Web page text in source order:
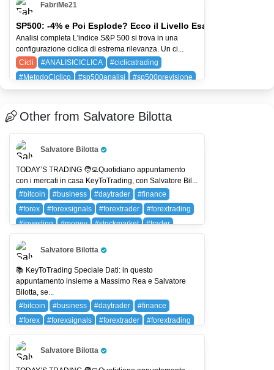
FabriMe21
SP500: -4% e Poi Esplode? Ecco il Livello Esatto
Analisi completa L'indice S&P 500 si trova in una
configurazione ciclica di estrema rilevanza. Un ci...
Cicli
#ANALISICICLICA
#ciclicatrading
#MetodoCiclico
#sp500analisi
#sp500previsione
SPX (SP 500)
Other from Salvatore Bilotta
Salvatore Bilotta
Pro Trader
TODAY’S TRADING 🧑‍💻Quotidiano appuntamento
con i mercati in casa KeyToTrading, con Salvatore Bil...
#bitcoin
#business #daytrader
#finance
#forex
#forexsignals #forextrader
#forextrading
#investing
#money #stockmarket
#trader
Salvatore Bilotta
Pro Trader
📚 KeyToTrading Speciale Dati: in questo
appuntamento insieme a Massimo Rea e Salvatore
Bilotta, se...
#bitcoin
#business #daytrader
#finance
#forex
#forexsignals #forextrader
#forextrading
#investing
#money #stockmarket
#trader
#trading
#wallstreet BTC (BITCOIN)
Salvatore Bilotta
Pro Trader